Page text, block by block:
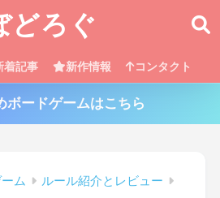
どろぐ
着記事 新作情報 コンタクト
ボードゲームはこちら
ム ルール紹介とレビュー